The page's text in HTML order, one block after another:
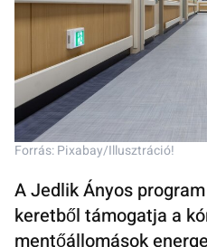
Forrás: Pixabay/Illusztráció!
A Jedlik Ányos
keretből támogatja a
mentőállomások